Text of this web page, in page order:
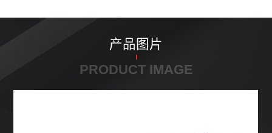
产品图片
PRODUCT IMAGE